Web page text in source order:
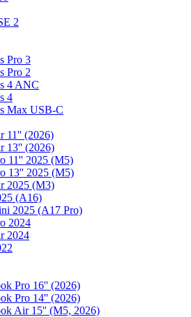
2
Pro 3
Pro 2
4 ANC
4
Max USB-C
11'' (2026)
13'' (2026)
11'' 2025 (M5)
13'' 2025 (M5)
2025 (M3)
(A16)
2025 (A17 Pro)
2024
2024
Pro 16'' (2026)
Pro 14'' (2026)
Air 15'' (M5, 2026)